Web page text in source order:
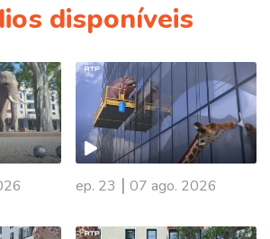
disponíveis
ep. 23 | 07 ago. 2026